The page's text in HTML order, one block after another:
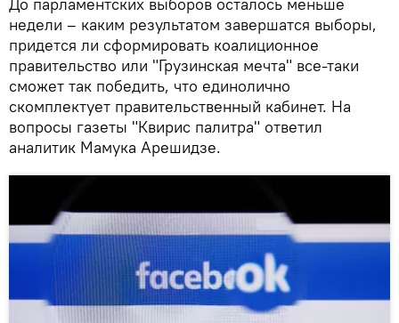
недели – каким результатом завершатся выборы,
придется ли сформировать коалиционное
правительство или "Грузинская мечта" все-таки
сможет так победить, что единолично
скомплектует правительственный кабинет. На
вопросы газеты "Квирис палитра" ответил
аналитик Мамука Арешидзе.